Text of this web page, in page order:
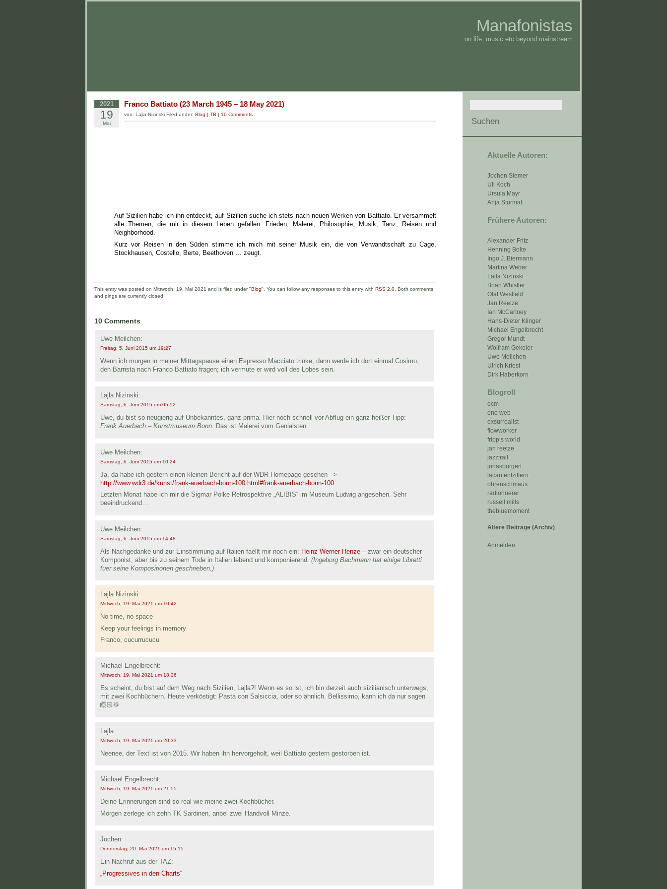
Manafonistas
on life, music etc beyond mainstream
Aktuelle Autoren:
Jochen Siemer
Uli Koch
Ursula Mayr
Anja Sturmat
Frühere Autoren:
Alexander Fritz
Henning Bolte
Ingo J. Biermann
Martina Weber
Lajla Nizinski
Brian Whistler
Olaf Westfeld
Jan Reetze
Ian McCartney
Hans-Dieter Klinger
Michael Engelbrecht
Gregor Mundt
Wolfram Gekeler
Uwe Meilchen
Ulrich Kriest
Dirk Haberkorn
Blogroll
ecm
eno web
exsurrealist
flowworker
fripp‘s world
jan reetze
jazztrail
jonasburgert
lacan entziffern
ohrenschmaus
radiohoerer
russell mills
thebluemoment
Ältere Beiträge (Archiv)
Anmelden
2021
19
Mai
Franco Battiato (23 March 1945 – 18 May 2021)
von: Lajla Nizinski Filed under: Blog | TB | 10 Comments
Auf Sizilien habe ich ihn entdeckt, auf Sizilien suche ich stets nach neuen Werken von Battiato. Er versammelt
alle Themen, die mir in diesem Leben gefallen: Frieden, Malerei, Philosophie, Musik, Tanz, Reisen und
Neighborhood.
Kurz vor Reisen in den Süden stimme ich mich mit seiner Musik ein, die von Verwandtschaft zu Cage,
Stockhausen, Costello, Berte, Beethoven … zeugt.
This entry was posted on Mittwoch, 19. Mai 2021 and is filed under "Blog". You can follow any responses to this entry with RSS 2.0 . Both comments
and pings are currently closed.
10 Comments
Uwe Meilchen:
Freitag, 5. Juni 2015 um 19:27
Wenn ich morgen in meiner Mittagspause einen Espresso Macciato trinke, dann werde ich dort einmal Cosimo,
den Barrista nach Franco Battiato fragen; ich vermute er wird voll des Lobes sein.
Lajla Nizinski:
Samstag, 6. Juni 2015 um 05:52
Uwe, du bist so neugierig auf Unbekanntes, ganz prima. Hier noch schnell vor Abflug ein ganz heißer Tipp:
Frank Auerbach – Kunstmuseum Bonn. Das ist Malerei vom Genialsten.
Uwe Meilchen:
Samstag, 6. Juni 2015 um 10:24
Ja, da habe ich gestern einen kleinen Bericht auf der WDR Homepage gesehen –>
http://www.wdr3.de/kunst/frank-auerbach-bonn-100.html#frank-auerbach-bonn-100
Letzten Monat habe ich mir die Sigmar Polke Retrospektive „ALIBIS“ im Museum Ludwig angesehen. Sehr
beeindruckend…
Uwe Meilchen:
Samstag, 6. Juni 2015 um 14:48
Als Nachgedanke und zur Einstimmung auf Italien faellt mir noch ein: Heinz Werner Henze – zwar ein deutscher
Komponist, aber bis zu seinem Tode in Italien lebend und komponierend. (Ingeborg Bachmann hat einige Libretti
fuer seine Kompositionen geschrieben.)
Lajla Nizinski:
Mittwoch, 19. Mai 2021 um 10:42
No time, no space
Keep your feelings in memory
Franco, cucurrucucu
Michael Engelbrecht:
Mittwoch, 19. Mai 2021 um 18:26
Es scheint, du bist auf dem Weg nach Sizilien, Lajla?! Wenn es so ist, ich bin derzeit auch sizilianisch unterwegs,
mit zwei Kochbüchern. Heute verköstigt: Pasta con Salsiccia, oder so ähnlich. Bellissimo, kann ich da nur sagen
🙆🏻🥁
Lajla:
Mittwoch, 19. Mai 2021 um 20:33
Neenee, der Text ist von 2015. Wir haben ihn hervorgeholt, weil Battiato gestern gestorben ist.
Michael Engelbrecht:
Mittwoch, 19. Mai 2021 um 21:55
Deine Erinnerungen sind so real wie meine zwei Kochbücher.
Morgen zerlege ich zehn TK Sardinen, anbei zwei Handvoll Minze.
Jochen:
Donnerstag, 20. Mai 2021 um 15:15
Ein Nachruf aus der TAZ:
„Progressives in den Charts“